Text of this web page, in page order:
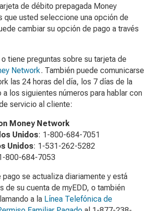
de débito prepagada Money
que usted seleccione una opción de
cambiar su opción de pago a través
tiene preguntas sobre su tarjeta de
Network. También puede comunicarse
las 24 horas del día, los 7 días de la
a los siguientes números para hablar con
servicio al cliente:
Money Network
Unidos: 1-800-684-7051
Unidos: 1-531-262-5282
800-684-7053
pago se actualiza diariamente y está
de su cuenta de myEDD, o también
a la Línea Telefónica de